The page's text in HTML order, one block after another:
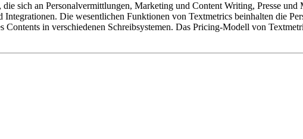
sich an Personalvermittlungen, Marketing und Content Writing, Presse
Integrationen. Die wesentlichen Funktionen von Textmetrics beinhalten die
in verschiedenen Schreibsystemen. Das Pricing-Modell von